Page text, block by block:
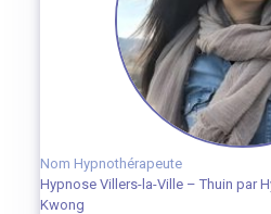
Nom Hypnothérapeute
Hypnose Villers-la-Ville – Thuin par
Kwong